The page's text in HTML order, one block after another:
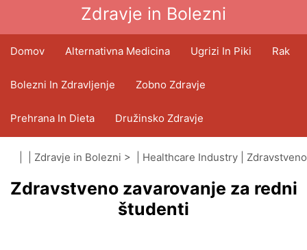
Zdravje in Bolezni
Domov Alternativna Medicina Ugrizi In Piki Rak
Bolezni In Zdravljenje Zobno Zdravje
Prehrana In Dieta Družinsko Zdravje
Zdravstveni Sektor Duševno Zdravje
Javno Zdravje In Varnost Operacije In Posegi
Zdravje in Bolezni > | Healthcare Industry Zdravstveno
zavarovanje
Zdravstveno zavarovanje za redni
študenti